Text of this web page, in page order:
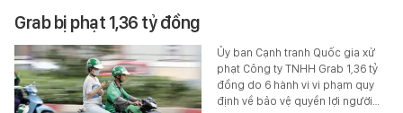
Grab bị phạt 1,36 tỷ đồng
Ủy ban Cạnh tranh Quốc gia xử
phạt Công ty TNHH Grab 1,36 tỷ
đồng do 6 hành vi vi phạm quy
định về bảo vệ quyền lợi người…